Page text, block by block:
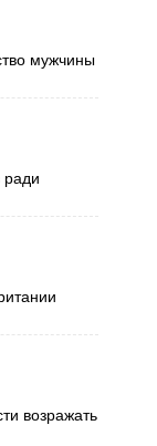
мужчины
ради
возражать